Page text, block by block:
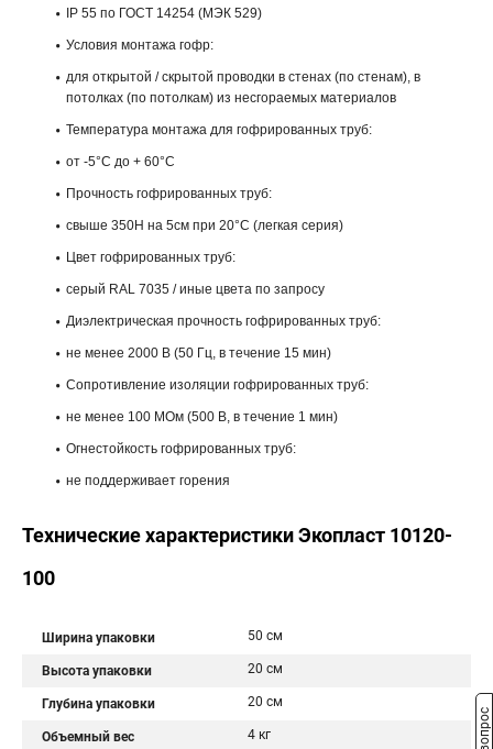
IP 55 по ГОСТ 14254 (МЭК 529)
Условия монтажа гофр:
для открытой / скрытой проводки в стенах (по стенам), в
потолках (по потолкам) из несгораемых материалов
Температура монтажа для гофрированных труб:
от -5°С до + 60°С
Прочность гофрированных труб:
свыше 350Н на 5см при 20°С (легкая серия)
Цвет гофрированных труб:
серый RAL 7035 / иные цвета по запросу
Диэлектрическая прочность гофрированных труб:
не менее 2000 В (50 Гц, в течение 15 мин)
Сопротивление изоляции гофрированных труб:
не менее 100 МОм (500 В, в течение 1 мин)
Огнестойкость гофрированных труб:
не поддерживает горения
Технические характеристики Экопласт 10120-
100
Ширина упаковки 50 см
Высота упаковки 20 см
Глубина упаковки 20 см
Объемный вес 4 кг